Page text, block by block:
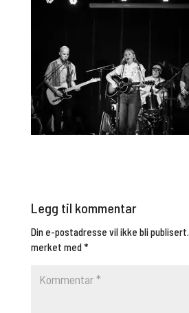
Legg til kommentar
Din e-postadresse vil ikke bli publisert.
merket med*